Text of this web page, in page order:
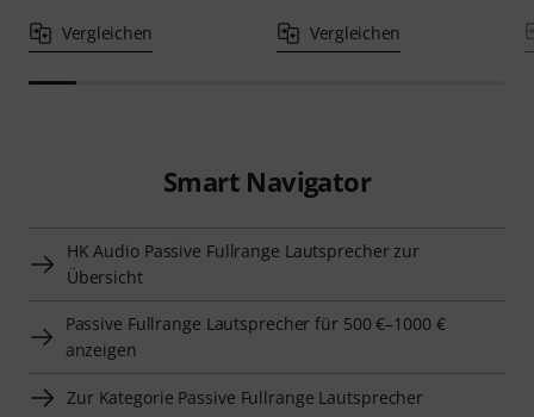
Vergleichen Vergleichen
Smart Navigator
HK Audio Passive Fullrange Lautsprecher zur
Übersicht
Passive Fullrange Lautsprecher für 500 €–1000 €
anzeigen
Zur Kategorie Passive Fullrange Lautsprecher